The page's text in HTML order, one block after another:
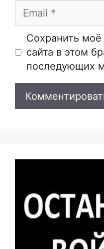
Email
Сайт
Сохранить
сайта в этом
последующих